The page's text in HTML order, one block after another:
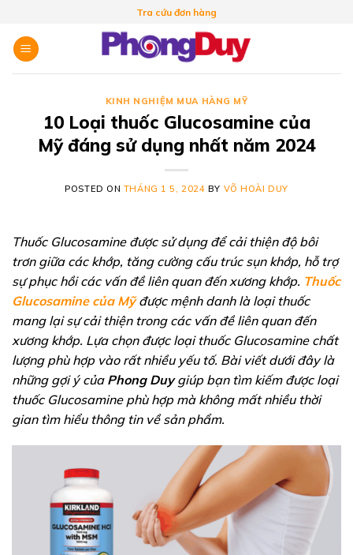
content
Tra cứu đơn hàng
KINH NGHIỆM MUA HÀNG MỸ
10 Loại thuốc Glucosamine của
Mỹ đáng sử dụng nhất năm 2024
POSTED ON THÁNG 1 5, 2024 BY VÕ HOÀI DUY
Thuốc Glucosamine được sử dụng để cải thiện độ bôi
trơn giữa các khớp, tăng cường cấu trúc sụn khớp, hỗ trợ
sự phục hồi các vấn đề liên quan đến xương khớp. Thuốc
Glucosamine của Mỹđược mệnh danh là loại thuốc
mang lại sự cải thiện trong các vấn đề liên quan đến
xương khớp. Lựa chọn được loại thuốc Glucosamine chất
lượng phù hợp vào rất nhiều yếu tố. Bài viết dưới đây là
những gợi ý của Phong Duygiúp bạn tìm kiếm được loại
thuốc Glucosamine phù hợp mà không mất nhiều thời
gian tìm hiểu thông tin về sản phẩm.